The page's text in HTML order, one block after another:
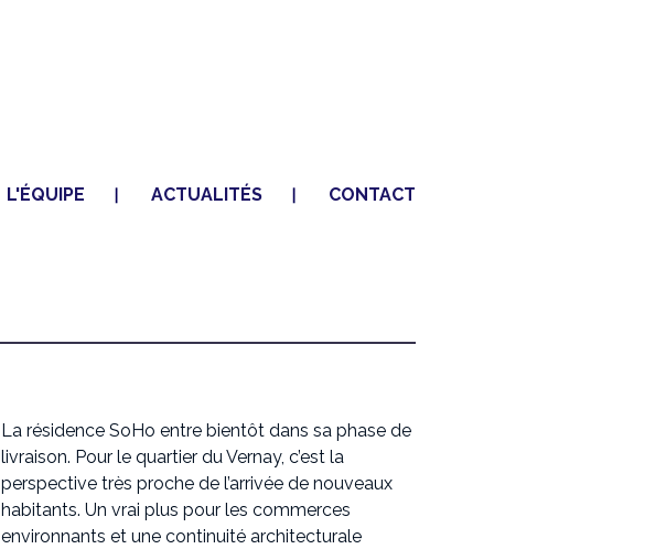
L'ÉQUIPE ACTUALITÉS CONTACT
La résidence SoHo entre bientôt dans sa phase de
livraison. Pour le quartier du Vernay, c’est la
perspective très proche de l’arrivée de nouveaux
habitants. Un vrai plus pour les commerces
environnants et une continuité architecturale